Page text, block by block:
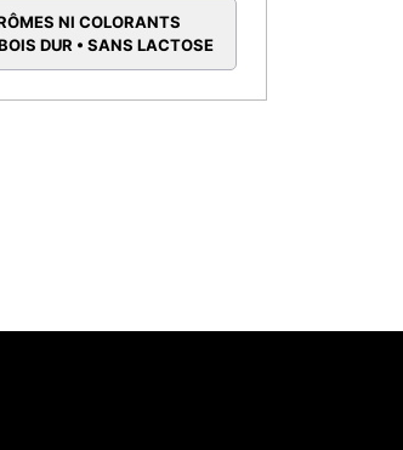
NI COLORANTS
DUR • SANS LACTOSE